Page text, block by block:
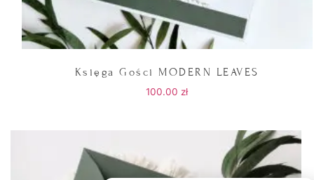
Księga Gości MODERN LEAVES
100.00 zł